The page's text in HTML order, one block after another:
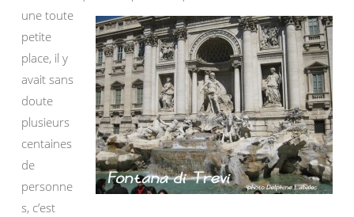
une toute
petite
place, il y
avait sans
doute
plusieurs
centaines
de
personne
s, c’est